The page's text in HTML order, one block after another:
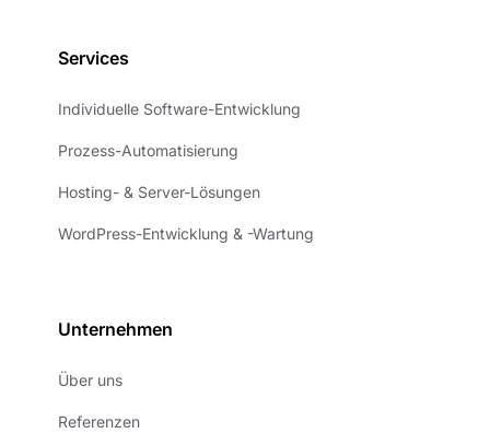
Services
Individuelle Software-Entwicklung
Prozess-Automatisierung
Hosting- & Server-Lösungen
WordPress-Entwicklung & -Wartung
Unternehmen
Über uns
Referenzen